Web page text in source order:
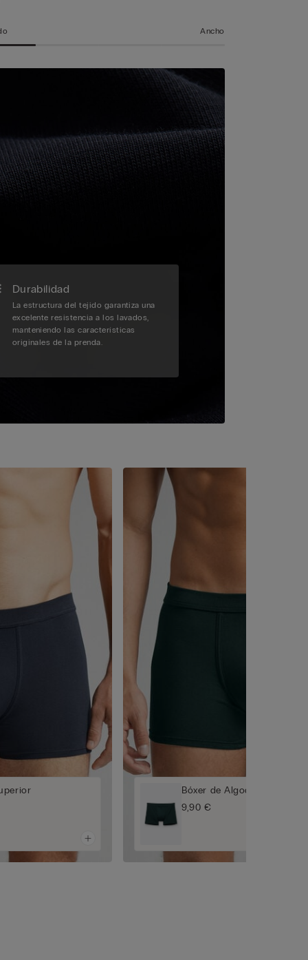
Ancho
Durabilidad
La estructura del tejido garantiza una
excelente resistencia a los lavados,
manteniendo las características
originales de la prenda.
Bóxer de Algodón Superior
9,90 €